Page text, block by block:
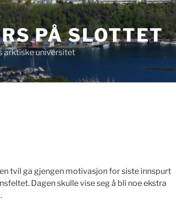
PÅ SLOTTET
arktiske universitet
tvil ga gjengen motivasjon for siste innspurt
Dagen skulle vise seg å bli noe ekstra